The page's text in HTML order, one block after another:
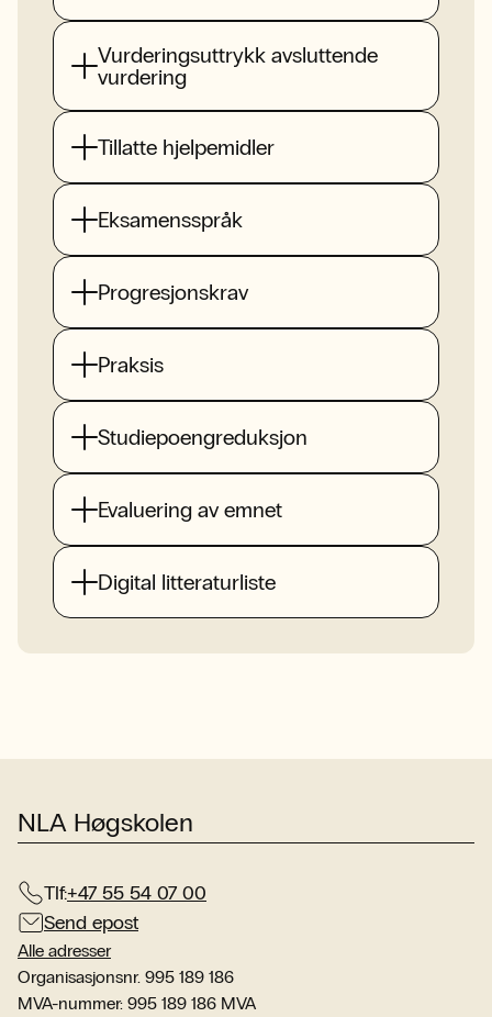
Vurderingsuttrykk avsluttende
vurdering
Tillatte hjelpemidler
Eksamensspråk
Progresjonskrav
Praksis
Studiepoengreduksjon
Evaluering av emnet
Digital litteraturliste
NLA Høgskolen
Tlf:+47 55 54 07 00
Send epost
Alle adresser
Organisasjonsnr. 995 189 186
MVA-nummer: 995 189 186 MVA